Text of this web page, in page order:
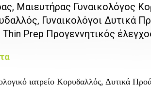
Μαιευτήρας Γυναικολόγος
Γυναικολόγοι Δυτικά
Prep Προγεννητικός
ιατρείο Κορυδαλλός, Δυτικά